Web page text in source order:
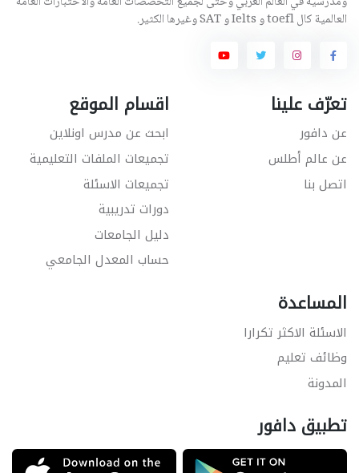
العالمية كال toefl و Ielts و SAT وغيرها الكثير.
تعرّف علينا
عن دافور
عن عالم أطلس
اتصل بنا
اقسام الموقع
ابحث عن مدرس اونلاين
تجميعات الملفات التعليمية
تجميعات الاسئلة
دورات تدريبية
دليل الجامعات
حساب المعدل الجامعي
المساعدة
الاسئلة الاكثر تكرارا
وظائف تعليم
المدونة
تطبيق دافور